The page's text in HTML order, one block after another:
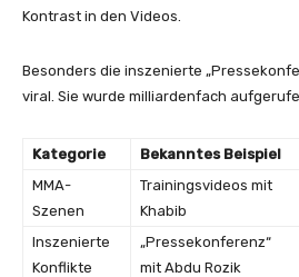
Kontrast in den Videos.
Besonders die inszenierte
viral. Sie wurde milliardenfach
Kategorie Bekanntes Beispiel
MMA-
Szenen
Trainingsvideos mit
Khabib
Inszenierte
Konflikte
„Pressekonferenz“
mit Abdu Rozik